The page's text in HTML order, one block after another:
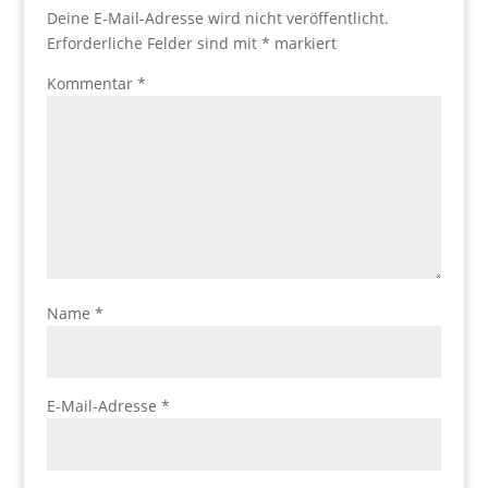
Deine E-Mail-Adresse wird nicht veröffentlicht.
Erforderliche Felder sind mit * markiert
Kommentar *
Name *
E-Mail-Adresse *